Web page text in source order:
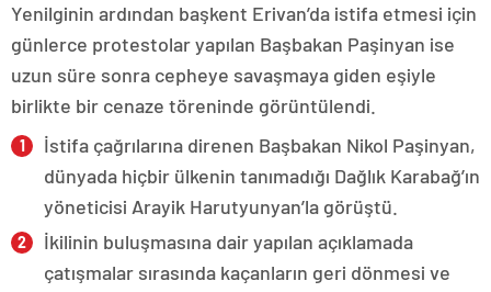
Yenilginin ardından başkent Erivan’da istifa etmesi için
günlerce protestolar yapılan Başbakan Paşinyan ise
uzun süre sonra cepheye savaşmaya giden eşiyle
birlikte bir cenaze töreninde görüntülendi.
İstifa çağrılarına direnen Başbakan Nikol Paşinyan,
dünyada hiçbir ülkenin tanımadığı Dağlık Karabağ’ın
yöneticisi Arayik Harutyunyan’la görüştü.
İkilinin buluşmasına dair yapılan açıklamada
çatışmalar sırasında kaçanların geri dönmesi ve